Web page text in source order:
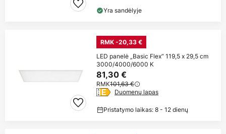
Yra sandėlyje
RMK -20,33 €
LED panelė „Basic Flex“ 119,5 x 29,5 cm
3000/4000/6000 K
81,30 €
RMK101,63 €
Duomenų lapas
Pristatymo laikas: 8 - 12 dienų